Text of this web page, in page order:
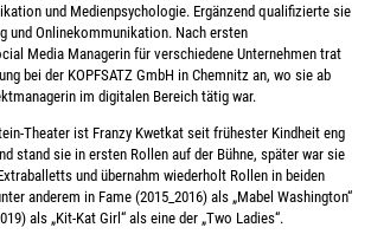
und Medienpsychologie. Ergänzend qualifizierte sie
und Onlinekommunikation. Nach ersten
Media Managerin für verschiedene Unternehmen trat
bei der KOPFSATZ GmbH in Chemnitz an, wo sie ab
im digitalen Bereich tätig war.
Theater ist Franzy Kwetkat seit frühester Kindheit eng
stand sie in ersten Rollen auf der Bühne, später war sie
und übernahm wiederholt Rollen in beiden
anderem in Fame (2015_2016) als „Mabel Washington“
als „Kit-Kat Girl“als eine der „Two Ladies“.